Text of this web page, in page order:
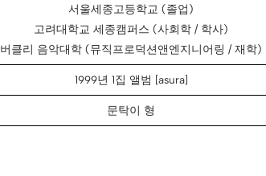
서울세종고등학교 (졸업)
고려대학교 세종캠퍼스 (사회학 / 학사)
버클리 음악대학 (뮤직프로덕션앤엔지니어링 / 재학)
1999년 1집 앨범 [asura]
문탁이 형